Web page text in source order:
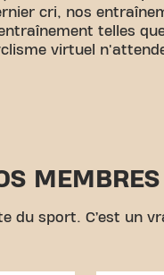
cri, nos
telles
virtuel
MEMBRES
du sport. C’est un